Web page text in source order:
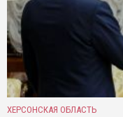
ХЕРСОНСКАЯ ОБЛАСТЬ